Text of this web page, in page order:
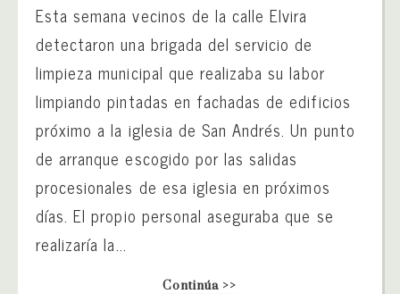
Esta semana vecinos de la calle Elvira
detectaron una brigada del servicio de
limpieza municipal que realizaba su labor
limpiando pintadas en fachadas de edificios
próximo a la iglesia de San Andrés. Un punto
de arranque escogido por las salidas
procesionales de esa iglesia en próximos
días. El propio personal aseguraba que se
realizaría la...
Continúa >>